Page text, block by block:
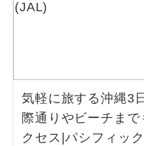
気軽に旅する沖縄3
際通りやビーチまで
クセス|パシフィッ